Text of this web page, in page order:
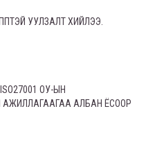
УУЛЗАЛТ ХИЙЛЭЭ.
ОУ-ЫН
АЖИЛЛАГААГАА АЛБАН ЁСООР